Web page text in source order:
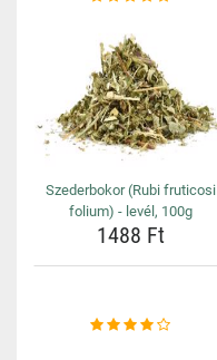
Szederbokor (Rubi fruticosi
folium) - levél, 100g
1488 Ft